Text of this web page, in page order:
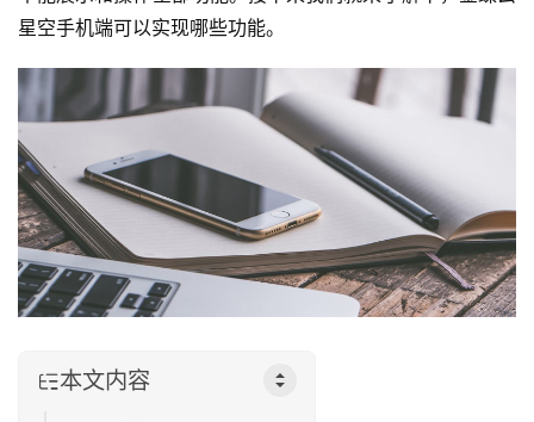
星空手机端可以实现哪些功能。
本文内容